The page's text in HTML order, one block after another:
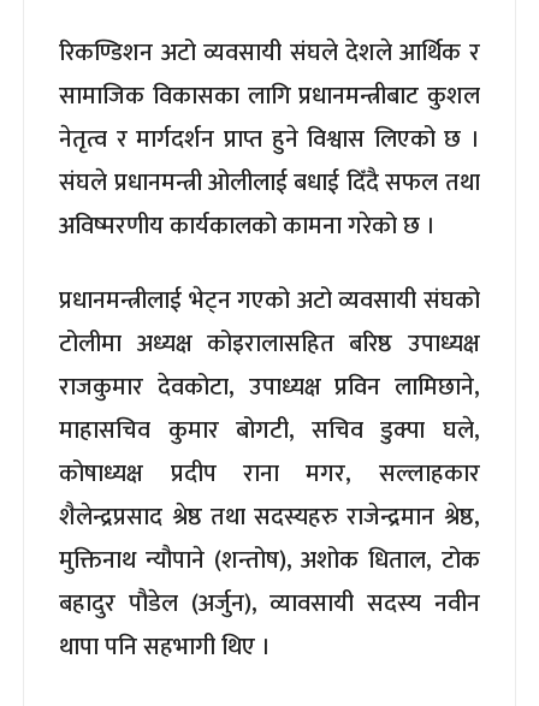
रिकण्डिशन अटो व्यवसायी संघले देशले आर्थिक र
सामाजिक विकासका लागि प्रधानमन्त्रीबाट कुशल
नेतृत्व र मार्गदर्शन प्राप्त हुने विश्वास लिएको छ ।
संघले प्रधानमन्त्री ओलीलाई बधाई दिँदै सफल तथा
अविष्मरणीय कार्यकालको कामना गरेको छ ।
प्रधानमन्त्रीलाई भेट्न गएको अटो व्यवसायी संघको
टोलीमा अध्यक्ष कोइरालासहित बरिष्ठ उपाध्यक्ष
राजकुमार देवकोटा, उपाध्यक्ष प्रविन लामिछाने,
माहासचिव कुमार बोगटी, सचिव डुक्पा घले,
कोषाध्यक्ष प्रदीप राना मगर, सल्लाहकार
शैलेन्द्रप्रसाद श्रेष्ठ तथा सदस्यहरु राजेन्द्रमान श्रेष्ठ,
मुक्तिनाथ न्यौपाने (शन्तोष), अशोक धिताल, टोक
बहादुर पौडेल (अर्जुन), व्यावसायी सदस्य नवीन
थापा पनि सहभागी थिए ।